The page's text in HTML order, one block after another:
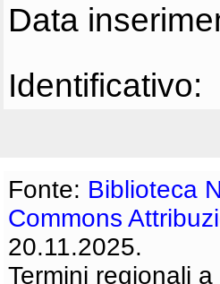
Data
Identificativo:
Fonte: Biblioteca
Commons
20.11.2025.
Termini regionali